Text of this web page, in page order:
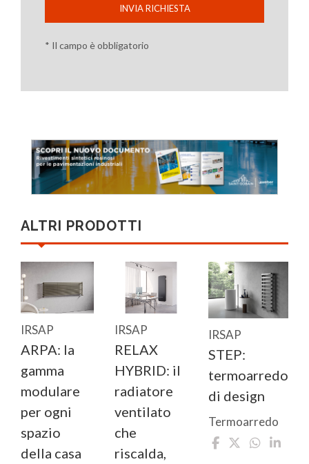
INVIA RICHIESTA
* Il campo è obbligatorio
ALTRI PRODOTTI
IRSAP
ARPA: la
gamma
modulare
per ogni
spazio
della casa
IRSAP
RELAX
HYBRID: il
radiatore
ventilato
che
riscalda,
IRSAP
STEP:
termoarredo
di design
Termoarredo